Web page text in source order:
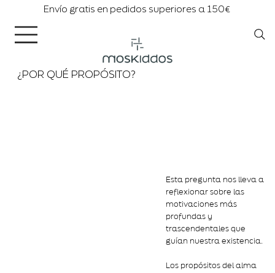
Envío gratis en pedidos superiores a 150€
¿POR QUÉ PROPÓSITO?
Esta pregunta nos lleva a
reflexionar sobre las
motivaciones más
profundas y
trascendentales que
guían nuestra existencia.
Los propósitos del alma